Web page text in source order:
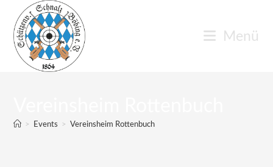
Inhalt
springen
Menü
> Events > Vereinsheim Rottenbuch